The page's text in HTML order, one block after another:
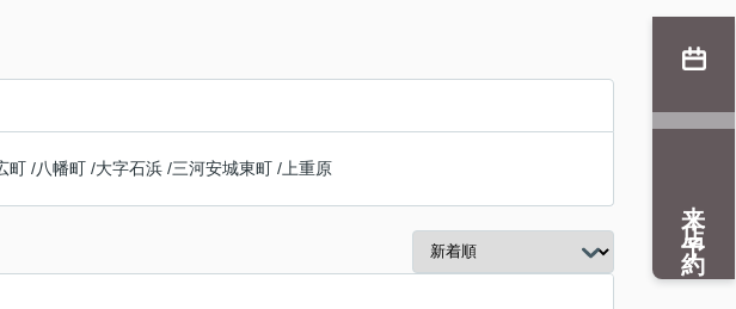
町 /八幡町 /大字石浜 /三河安城東町 / 上重原
来店予約